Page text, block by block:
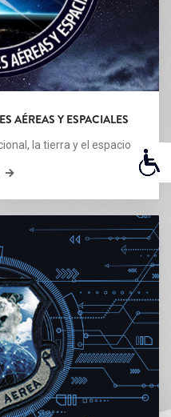
AÉREAS Y ESPACIALES
la tierra y el espacio.